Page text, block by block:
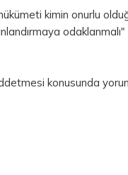
kimin onurlu
konusunda